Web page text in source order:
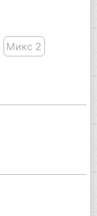
Микс 2